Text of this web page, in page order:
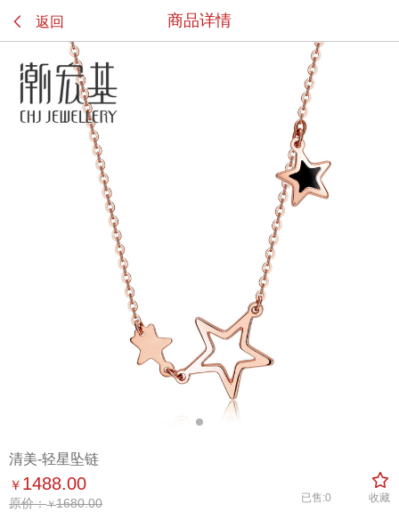
 返回 商品详情
清美-轻星坠链
￥ 1488.00
原价：￥1680.00 已售:0

收藏